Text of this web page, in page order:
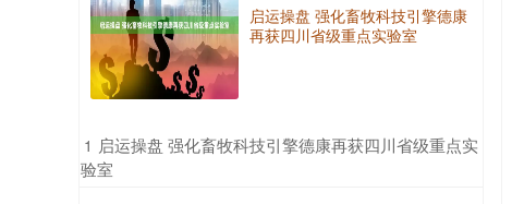
启运操盘 强化畜牧科技引擎德康
再获四川省级重点实验室
1 ​启运操盘 强化畜牧科技引擎德康再获四川省级重点实
验室